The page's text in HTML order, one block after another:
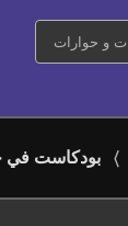
و حوارات
بودكاست